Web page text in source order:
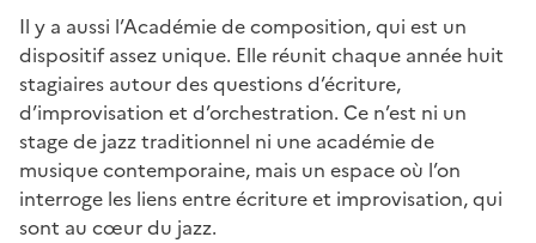
Il y a aussi l’Académie de composition, qui est un
dispositif assez unique. Elle réunit chaque année huit
stagiaires autour des questions d’écriture,
d’improvisation et d’orchestration. Ce n’est ni un
stage de jazz traditionnel ni une académie de
musique contemporaine, mais un espace où l’on
interroge les liens entre écriture et improvisation, qui
sont au cœur du jazz.